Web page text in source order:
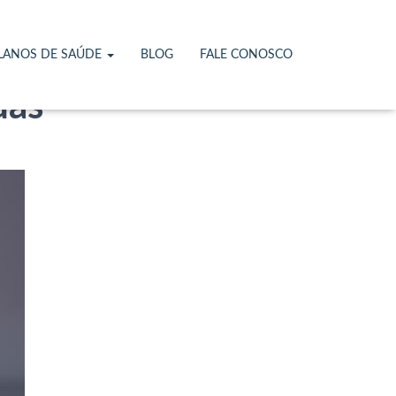
DE SAÚDE BLOG FALE CONOSCO